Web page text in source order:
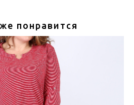
понравится